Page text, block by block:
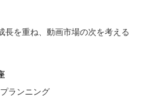
長を重ね、動画市場の次を考える
ランニング